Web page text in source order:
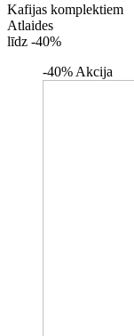
Kafijas komplektiem
Atlaides
līdz -40%
-40% Akcija